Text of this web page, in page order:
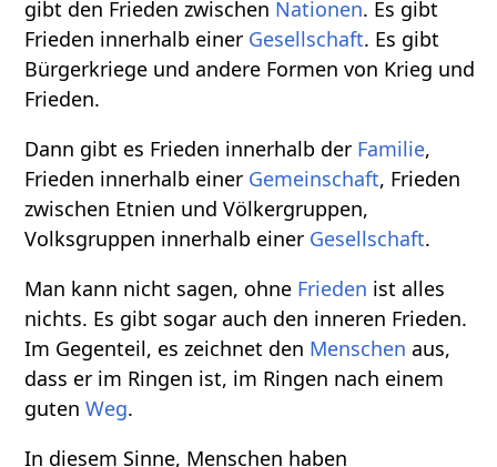
gibt den Frieden zwischen Nationen. Es gibt
Frieden innerhalb einer Gesellschaft. Es gibt
Bürgerkriege und andere Formen von Krieg und
Frieden.
Dann gibt es Frieden innerhalb der Familie,
Frieden innerhalb einer Gemeinschaft, Frieden
zwischen Etnien und Völkergruppen,
Volksgruppen innerhalb einer Gesellschaft.
Man kann nicht sagen, ohne Frieden ist alles
nichts. Es gibt sogar auch den inneren Frieden.
Im Gegenteil, es zeichnet den Menschen aus,
dass er im Ringen ist, im Ringen nach einem
gutenWeg.
In diesem Sinne, Menschen haben